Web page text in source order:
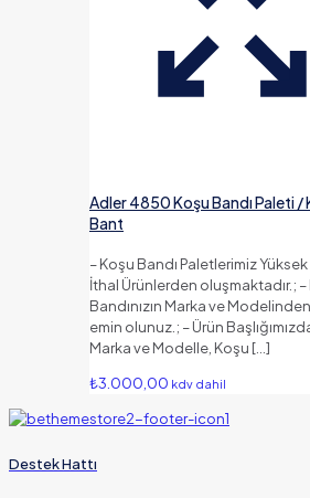
Adler 4850 Koşu Bandı Paleti /
Bant
– Koşu Bandı Paletlerimiz
İthal Ürünlerden oluşmaktadır.; –
Bandınızın Marka ve
emin olunuz.; – Ürün
Marka ve Modelle, Koşu […]
₺3.000,00 kdv dahil
Destek Hattı